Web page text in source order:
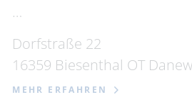
…
Dorfstraße 22
16359 Biesenthal OT
MEHR ERFAHREN